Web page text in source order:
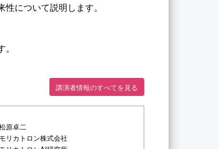
について説明します。
講演者情報のすべてを見る
原卓二
リカトロン株式会社